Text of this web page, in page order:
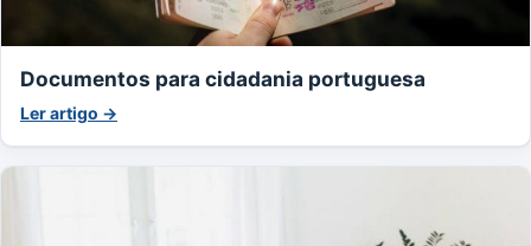
Documentos para cidadania portuguesa
Ler artigo →